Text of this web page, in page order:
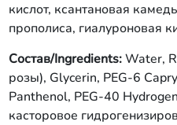
кислот, ксантановая
прополиса, гиалуроновая
Состав/Ingredients: Water,
розы), Glycerin, PEG-6
Panthenol, PEG-40
касторовое